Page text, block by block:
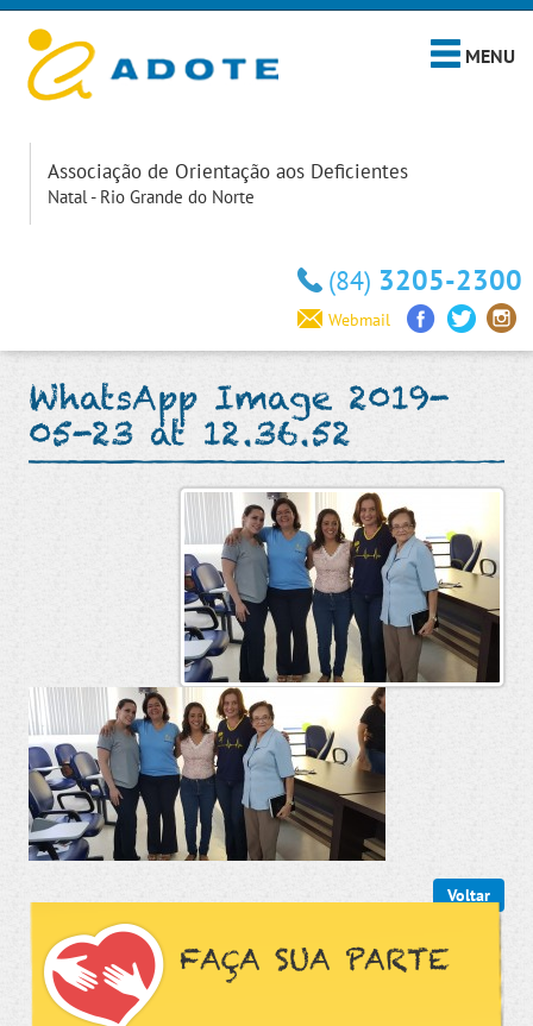
MENU
Associação de Orientação aos Deficientes
Natal - Rio Grande do Norte
(84) 3205-2300
Webmail
WhatsApp Image 2019-
05-23 at 12.36.52
Voltar
FAÇA SUA PARTE